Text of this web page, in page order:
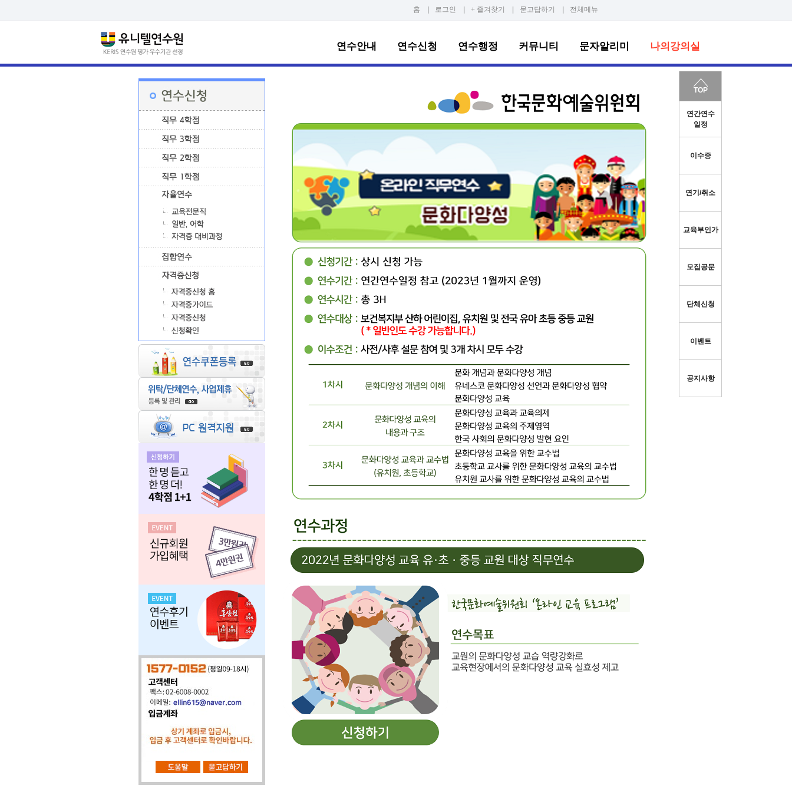
홈 로그인 + 즐겨찾기 묻고답하기 전체메뉴
연수안내 연수신청 연수행정 커뮤니티 문자알리미 나의강의실
TOP
연간연수
일정
이수증
연기/취소
교육부인가
모집공문
단체신청
이벤트
공지사항